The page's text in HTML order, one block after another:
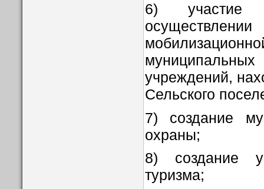
6) участие
учреждений,
Сельского
7) создание
охраны;
8) создание
туризма;